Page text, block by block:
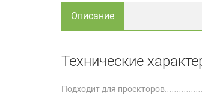
Описание
Технические
Подходит для проекторов